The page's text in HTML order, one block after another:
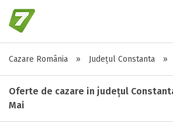
Cazare România » Județul Constanta »
Oferte de cazare in județul
Mai
Alte tipuri de unități
Toate tipurile de unitati de cazari